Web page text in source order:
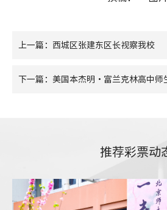
上一篇：西城区张建东区长视察我校
下一篇：美国本杰明・富兰克林高中师
推荐彩票动